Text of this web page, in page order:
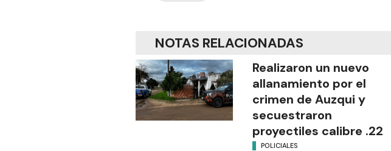
NOTAS RELACIONADAS
Realizaron un nuevo
allanamiento por el
crimen de Auzqui y
secuestraron
proyectiles calibre .22
POLICIALES